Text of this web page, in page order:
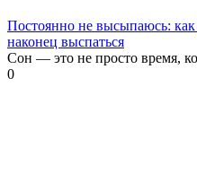
Постоянно не высыпаюсь:
наконец выспаться
Сон — это не просто время,
0